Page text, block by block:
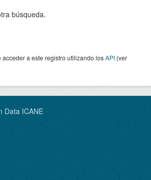
búsqueda.
acceder a este registro utilizando losAPI (ver
Data ICANE